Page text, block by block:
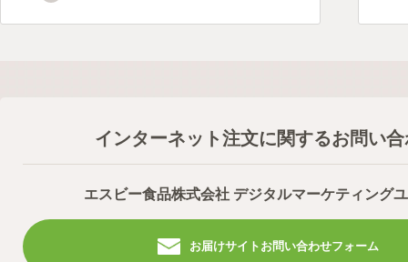
インターネット注文に関するお問い
エスビー食品株式会社 デジタルマーケティング
お届けサイトお問い合わせフォーム